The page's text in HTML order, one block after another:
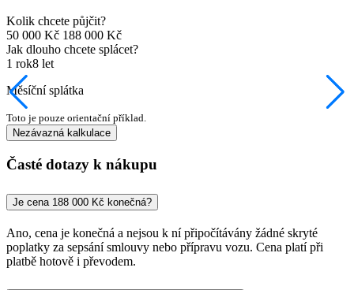
Kolik chcete půjčit?
50 000 Kč 188 000 Kč
Jak dlouho chcete splácet?
1 rok8 let
Měsíční splátka
Toto je pouze orientační příklad.
Nezávazná kalkulace
Časté dotazy k nákupu
Je cena 188 000 Kč konečná?
Ano, cena je konečná a nejsou k ní připočítávány žádné skryté
poplatky za sepsání smlouvy nebo přípravu vozu. Cena platí při
platbě hotově i převodem.